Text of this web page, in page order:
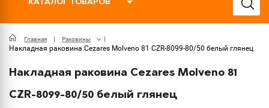
КАТАЛОГ ТОВАРОВ
Главная Раковины
Накладная раковина Cezares Molveno 81 CZR-8099-80/50 белый глянец
Накладная раковина Cezares Molveno 81
CZR-8099-80/50 белый глянец